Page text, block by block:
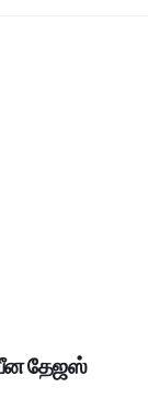
தேஜஸ்